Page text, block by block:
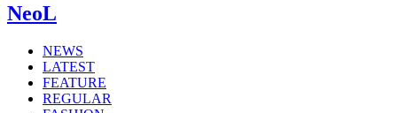
NeoL
NEWS
LATEST
FEATURE
REGULAR